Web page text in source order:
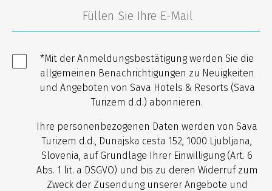
*Mit der Anmeldungsbestätigung werden Sie die
allgemeinen Benachrichtigungen zu Neuigkeiten
und Angeboten von Sava Hotels & Resorts (Sava
Turizem d.d.) abonnieren.
Ihre personenbezogenen Daten werden von Sava
Turizem d.d., Dunajska cesta 152, 1000 Ljubljana,
Slovenia, auf Grundlage Ihrer Einwilligung (Art. 6
Abs. 1 lit. a DSGVO) und bis zu deren Widerruf zum
Zweck der Zusendung unserer Angebote und